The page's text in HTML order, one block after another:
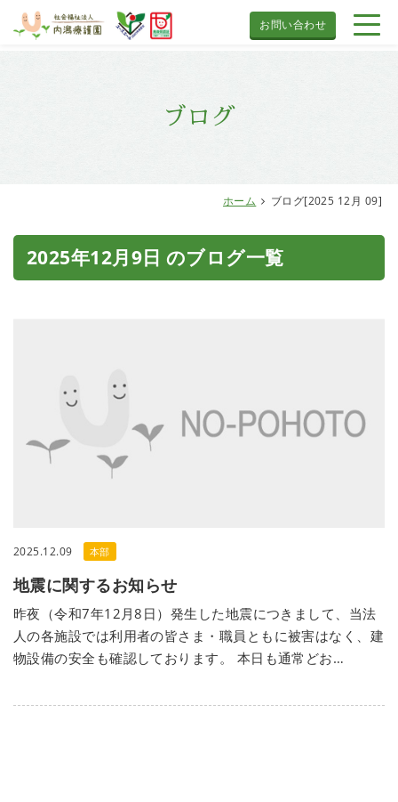
お問い合わせ
ブログ
ホーム ブログ[2025 12月 09]
2025年12月9日 のブログ一覧
2025.12.09 本部
地震に関するお知らせ
昨夜（令和7年12月8日）発生した地震につきまして、当法
人の各施設では利用者の皆さま・職員ともに被害はなく、建
物設備の安全も確認しております。 本日も通常どお…